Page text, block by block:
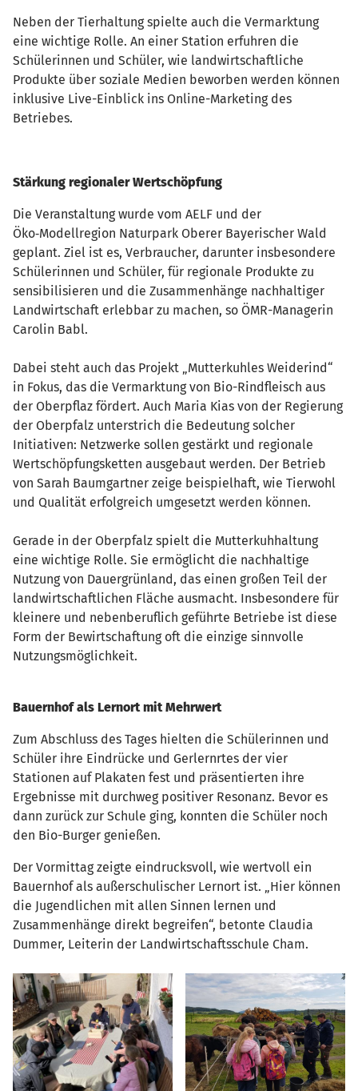
Neben der Tierhaltung spielte auch die Vermarktung
eine wichtige Rolle. An einer Station erfuhren die
Schülerinnen und Schüler, wie landwirtschaftliche
Produkte über soziale Medien beworben werden können
inklusive Live-Einblick ins Online-Marketing des
Betriebes.
Stärkung regionaler Wertschöpfung
Die Veranstaltung wurde vom AELF und der
Öko‑Modellregion Naturpark Oberer Bayerischer Wald
geplant. Ziel ist es, Verbraucher, darunter insbesondere
Schülerinnen und Schüler, für regionale Produkte zu
sensibilisieren und die Zusammenhänge nachhaltiger
Landwirtschaft erlebbar zu machen, so ÖMR-Managerin
Carolin Babl.
Dabei steht auch das Projekt „Mutterkuhles Weiderind“
in Fokus, das die Vermarktung von Bio-Rindfleisch aus
der Oberpflaz fördert. Auch Maria Kias von der Regierung
der Oberpfalz unterstrich die Bedeutung solcher
Initiativen: Netzwerke sollen gestärkt und regionale
Wertschöpfungsketten ausgebaut werden. Der Betrieb
von Sarah Baumgartner zeige beispielhaft, wie Tierwohl
und Qualität erfolgreich umgesetzt werden können.
Gerade in der Oberpfalz spielt die Mutterkuhhaltung
eine wichtige Rolle. Sie ermöglicht die nachhaltige
Nutzung von Dauergrünland, das einen großen Teil der
landwirtschaftlichen Fläche ausmacht. Insbesondere für
kleinere und nebenberuflich geführte Betriebe ist diese
Form der Bewirtschaftung oft die einzige sinnvolle
Nutzungsmöglichkeit.
Bauernhof als Lernort mit Mehrwert
Zum Abschluss des Tages hielten die Schülerinnen und
Schüler ihre Eindrücke und Gerlernrtes der vier
Stationen auf Plakaten fest und präsentierten ihre
Ergebnisse mit durchweg positiver Resonanz. Bevor es
dann zurück zur Schule ging, konnten die Schüler noch
den Bio-Burger genießen.
Der Vormittag zeigte eindrucksvoll, wie wertvoll ein
Bauernhof als außerschulischer Lernort ist. „Hier können
die Jugendlichen mit allen Sinnen lernen und
Zusammenhänge direkt begreifen“, betonte Claudia
Dummer, Leiterin der Landwirtschaftsschule Cham.